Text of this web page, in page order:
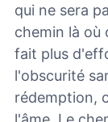
qui ne sera
chemin là où
fait plus
l'obscurité
rédemption,